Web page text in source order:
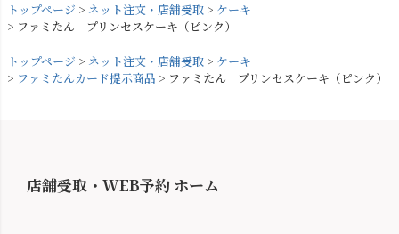
トップページ ネット注文・店舗受取
ケーキ
ファミたん プリンセスケーキ（ピンク）
トップページ ネット注文・店舗受取
ケーキ
ファミたんカード提示商品
ファミたん プリンセスケーキ（ピンク）
店舗受取・WEB予約 ホーム